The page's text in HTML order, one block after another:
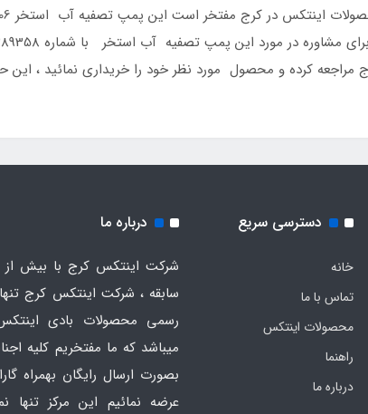
مراجعه کرده و محصول مورد نظر خود را خریداری نمائید ،
دسترسی سریع
خانه
تماس با ما
محصولات اینتکس
راهنما
درباره ما
درباره ما
شرکت اینتکس کرج با بیش از
سابقه ، شرکت اینتکس کرج
رسمی محصولات بادی
میباشد که ما مفتخریم کلیه
بصورت ارسال رایگان بهمراه
عرضه نمائیم این مرکز تنها